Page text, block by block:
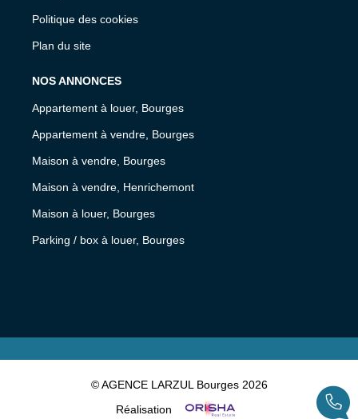
Politique des cookies
Plan du site
NOS ANNONCES
Appartement à louer, Bourges
Appartement à vendre, Bourges
Maison à vendre, Bourges
Maison à vendre, Henrichemont
Maison à louer, Bourges
Parking / box à louer, Bourges
© AGENCE LARZUL Bourges 2026
Réalisation